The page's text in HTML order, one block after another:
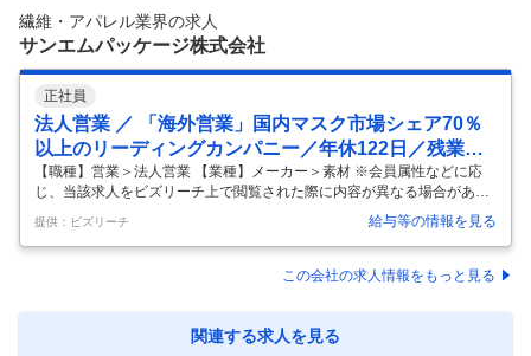
理手配、ISO14001対応 など ・社外折衝等の対応、文書作成業務 ※仕事
は丁寧に教えますので労働安全衛生業務未経験
繊維・アパレル業界の求人
サンエムパッケージ株式会社
正社員
法人営業 ／ 「海外営業」国内マスク市場シェア70％
以上のリーディングカンパニー／年休122日／残業平
均20時間
【職種】営業＞法人営業 【業種】メーカー＞素材 ※会員属性などに応
じ、当該求人をビズリーチ上で閲覧された際に内容が異なる場合があり
ます 【世界シェアトップクラスの環境でグローバルに活躍】 医療用マス
クで国内シェア70％以上を誇るリーディングカンパニーで、海外市場を
動かす提案営業に挑戦しませんか？ ■会社説明 当社は世界トップクラス
のマスク生産設備を保有し、国内マスク市場で70％以上のシェアを持ち
支える高品質な製品を届けています。 素材メーカーから優先的に新開発
素材の提供を受けるなど、強固な協力体制も構築済みです。 社会貢献度
提供：ビズリーチ 給与等の情報を見る
この会社の求人情報をもっと見る
関連する求人を見る